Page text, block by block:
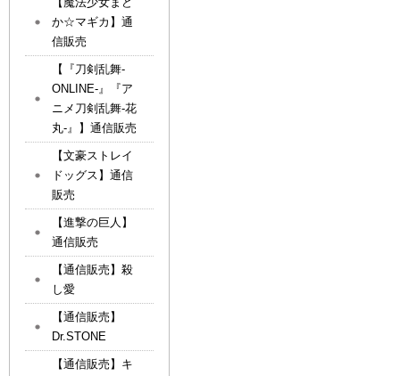
か☆マギカ】通
信販売
【『刀剣乱舞-
ONLINE-』『ア
ニメ刀剣乱舞-花
丸-』】通信販売
【文豪ストレイ
ドッグス】通信
販売
【進撃の巨人】
通信販売
【通信販売】殺
し愛
【通信販売】
Dr.STONE
【通信販売】キ